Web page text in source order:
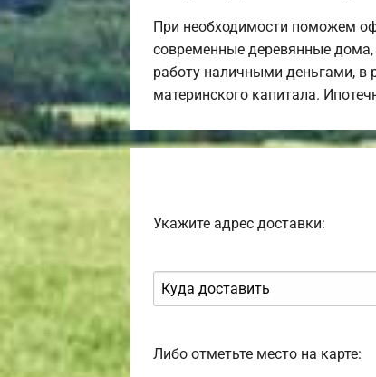
При необходимости поможем
современные деревянные
работу наличными деньгами, в
материнского капитала.
Укажите адрес доставки:
Либо отметьте место на карте: